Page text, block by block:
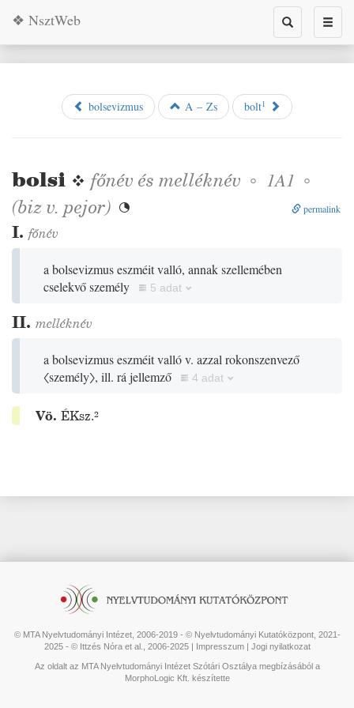
Toggle
search
❖ NsztWeb
bolsevizmus A – Zs bolt1
bolsi ❖ főnév és melléknév ◦ 1A1 ◦
(bizv. pejor)  permalink
I. főnév
a bolsevizmus eszméit valló, annak szellemében
cselekvő személy
5 adat
II. melléknév
a bolsevizmus eszméit valló v. azzal rokonszenvező
〈személy〉, ill. rá jellemző 4 adat
Vö. ÉKsz.²
© MTA Nyelvtudományi Intézet, 2006-2019 - © Nyelvtudományi Kutatóközpont, 2021-
2025 - © Ittzés Nóra et al., 2006-2025 | Impresszum| Jogi nyilatkozat
Az oldalt az MTA Nyelvtudományi Intézet Szótári Osztálya megbízásából a
MorphoLogic Kft. készítette